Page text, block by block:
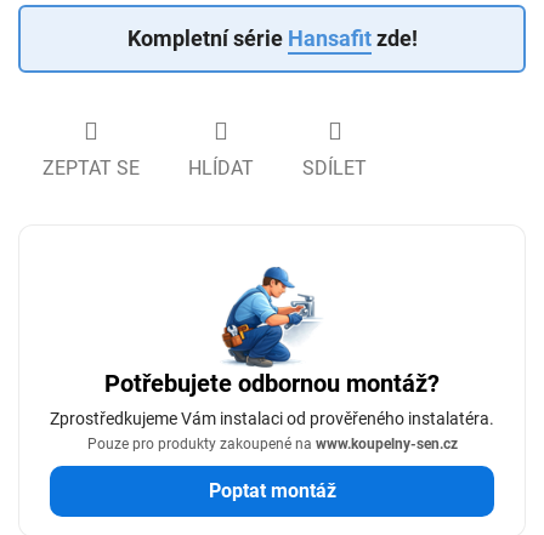
Kompletní série Hansafitzde!
ZEPTAT SE HLÍDAT SDÍLET
Potřebujete odbornou montáž?
Zprostředkujeme Vám instalaci od prověřeného instalatéra.
Pouze pro produkty zakoupené na www.koupelny-sen.cz
Poptat montáž